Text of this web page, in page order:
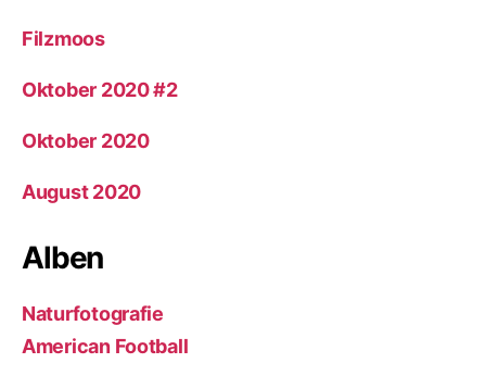
Filzmoos
Oktober 2020 #2
Oktober 2020
August 2020
Alben
Naturfotografie
American Football